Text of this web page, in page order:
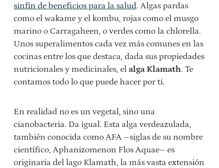
sinfín de beneficios para la salud. Algas pardas
como el wakame y el kombu, rojas como el musgo
marino o Carragaheen, o verdes como la chlorella.
Unos superalimentos cada vez más comunes en las
cocinas entre los que destaca, dada sus propiedades
nutricionales y medicinales, el alga Klamath. Te
contamos todo lo que puede hacer por ti.
En realidad no es un vegetal, sino una
cianobacteria. Da igual. Esta alga verdeazulada,
también conocida como AFA –siglas de su nombre
científico, Aphanizomenon Flos Aquae– es
originaria del lago Klamath, la más vasta extensión